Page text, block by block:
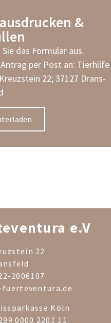
&
das For­mu­lar aus.
per Post an: Tier­hil­fe
22; 37127 Drans­
e.V
22
2006107
Köln
0000 2201 11